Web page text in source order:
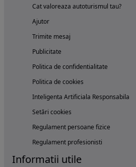
Cat valoreaza autoturismul tau?
Ajutor
Trimite mesaj
Publicitate
Politica de confidentialitate
Politica de cookies
Inteligenta Artificiala Responsabila
Setări cookies
Regulament persoane fizice
Regulament profesionisti
Informatii utile